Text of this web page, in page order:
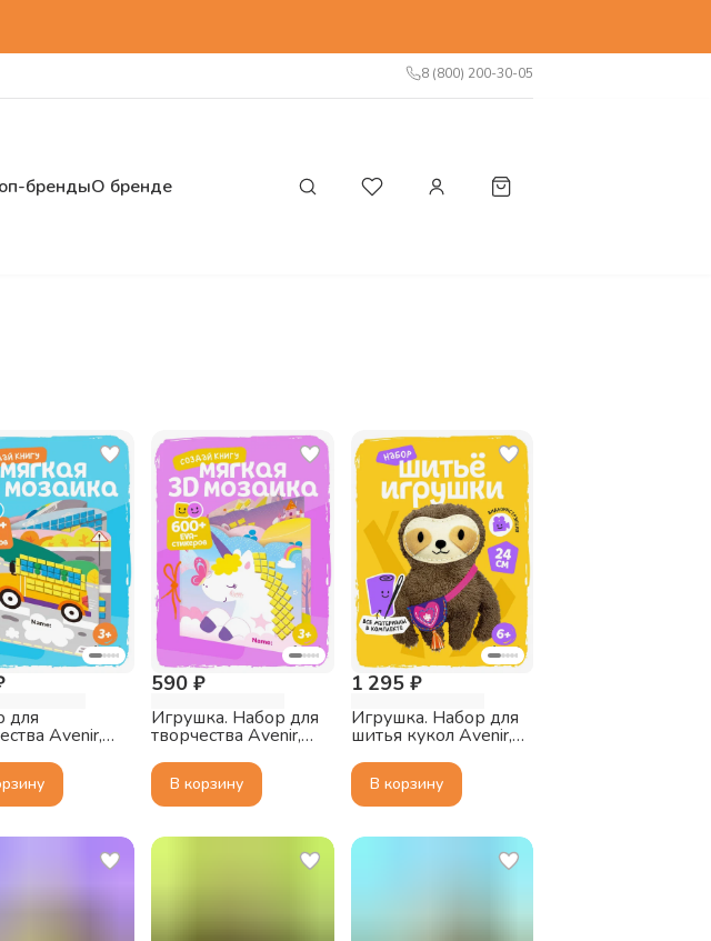
8 (800) 200-30-05
брендыО бренде
для
Avenir,
книжку с
Машины
590 ₽
Игрушка. Набор для
творчества Avenir,
первую книжку с
историями,
Единороги
В корзину
1 295 ₽
Игрушка. Набор для
шитья кукол Avenir,
В корзину